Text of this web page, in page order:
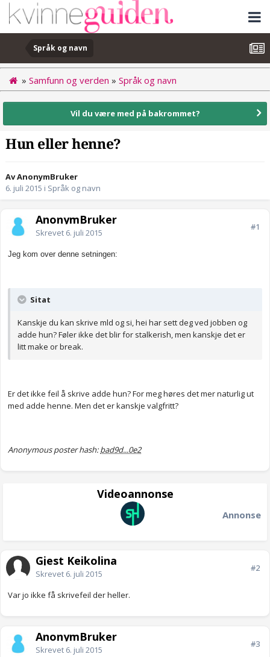
Språk og navn
» Samfunn og verden » Språk og navn
Vil du være med på bakrommet?
Hun eller henne?
Av AnonymBruker
6. juli 2015 i Språk og navn
AnonymBruker
Skrevet 6. juli 2015
#1
Jeg kom over denne setningen:
Sitat
Kanskje du kan skrive mld og si, hei har sett deg ved jobben og
adde hun? Føler ikke det blir for stalkerish, men kanskje det er
litt make or break.
Er det ikke feil å skrive adde hun? For meg høres det mer naturlig ut
med adde henne. Men det er kanskje valgfritt?
Anonymous poster hash:bad9d...0e2
Videoannonse
Annonse
Gjest Keikolina
Skrevet 6. juli 2015
#2
Var jo ikke få skrivefeil der heller.
AnonymBruker
Skrevet 6. juli 2015
#3